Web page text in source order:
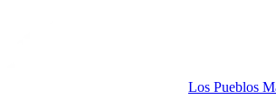
Los Pueblos